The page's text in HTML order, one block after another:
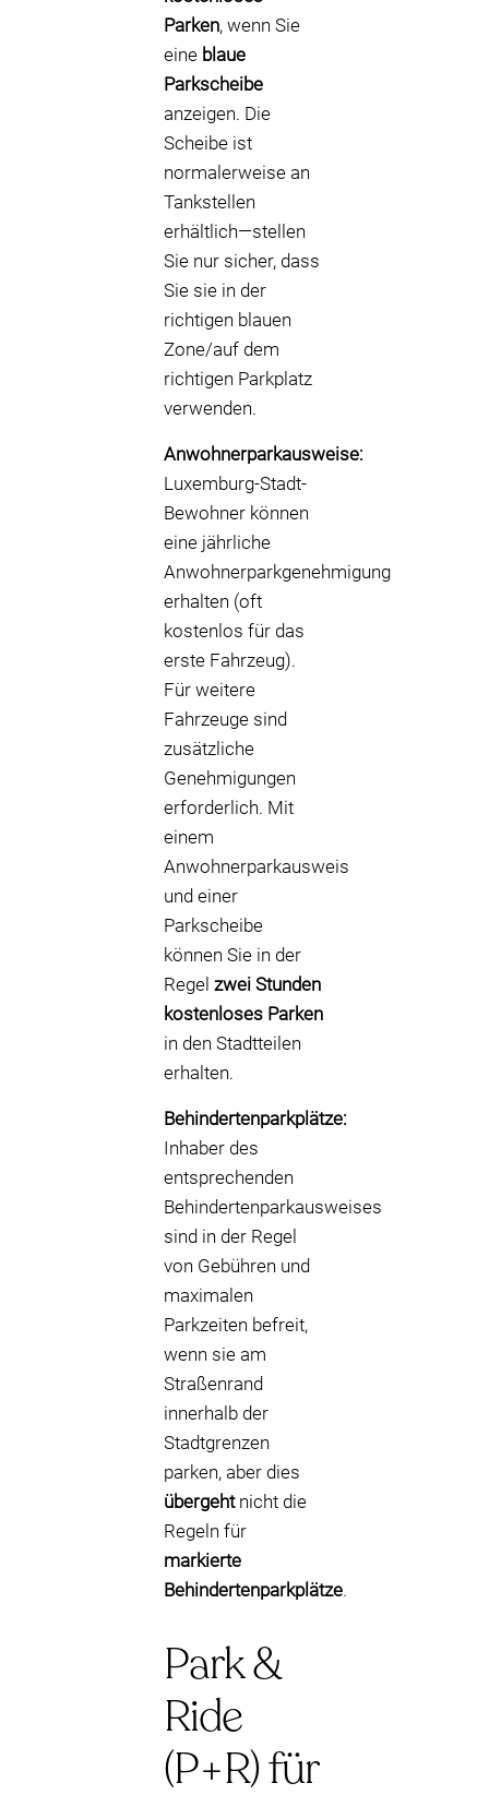
Parken, wenn Sie
eine blaue
Parkscheibe
anzeigen. Die
Scheibe ist
normalerweise an
Tankstellen
erhältlich—stellen
Sie nur sicher, dass
Sie sie in der
richtigen blauen
Zone/auf dem
richtigen Parkplatz
verwenden.
Anwohnerparkausweise:
Luxemburg-Stadt-
Bewohner können
eine jährliche
Anwohnerparkgenehmigung
erhalten (oft
kostenlos für das
erste Fahrzeug).
Für weitere
Fahrzeuge sind
zusätzliche
Genehmigungen
erforderlich. Mit
einem
Anwohnerparkausweis
und einer
Parkscheibe
können Sie in der
Regel zwei Stunden
kostenloses Parken
in den Stadtteilen
erhalten.
Behindertenparkplätze:
Inhaber des
entsprechenden
Behindertenparkausweises
sind in der Regel
von Gebühren und
maximalen
Parkzeiten befreit,
wenn sie am
Straßenrand
innerhalb der
Stadtgrenzen
parken, aber dies
übergehtnicht die
Regeln für
markierte
Behindertenparkplätze.
Park &
Ride
(P+R) für